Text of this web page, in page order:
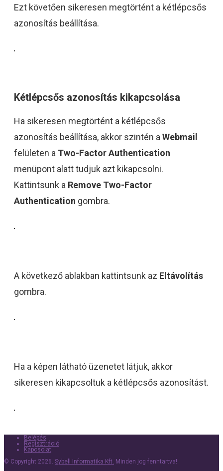
Ezt követően sikeresen megtörtént a kétlépcsős
azonosítás beállítása.
Kétlépcsős azonosítás kikapcsolása
Ha sikeresen megtörtént a kétlépcsős
azonosítás beállítása, akkor szintén a Webmail
felületen a Two-Factor Authentication
menüpont alatt tudjuk azt kikapcsolni.
Kattintsunk a Remove Two-Factor
Authentication gombra.
A következő ablakban kattintsunk az Eltávolítás
gombra.
Ha a képen látható üzenetet látjuk, akkor
sikeresen kikapcsoltuk a kétlépcsős azonosítást.
Belépés
Regisztráció
Kapcsolat
© Copyright 2026. Sybell Informatika Kft. Minden jog fenntartva!